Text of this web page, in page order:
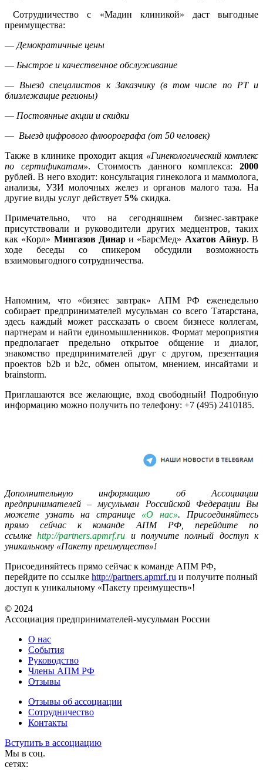
Сотрудничество с «Мадин клиникой» даст выгодные
преимущества:
— Демократичные цены
— Быстрое и качественное обслуживание
— Выезд спецалистов к Заказчику (в том числе по РТ и
близлежащие регионы)
— Постоянные акции и скидки
— Выезд цифрового флюорографа (от 50 человек)
Также в клинике проходит акция «Гинекологический комплекс
по сертификатам». Стоимость данного комплекса:2000
рублей. В него входит: консультация гинеколога и маммолога,
анализы, УЗИ молочных желез и органов малого таза. На
другие виды услуг действует 5% скидка.
Примечательно, что на сегодняшнем бизнес-завтраке
присутствовали и руководители других медцентров, таких
как «Корл» Мингазов Динари «БарсМед» Ахатов Айнур. В
ходе беседы со спикером обсудили возможность
взаимовыгодного сотрудничества.
Напомним, что «бизнес завтрак» АПМ РФ еженедельно
собирает предпринимателей мусульман со всего Татарстана,
здесь каждый может рассказать о своем бизнесе коллегам,
партнерам и найти единомышленников. Формат мероприятия
предполагает предельно открытое общение и диалог,
знакомство предпринимателей друг с другом, презентация
проектов b2b и b2с, обмен опытом, мнением, инсайтами и
brainstorm.
Приглашаются все желающие, вход свободный! Подробную
информацию можно получить по телефону: +7 (495) 2410185.
Дополнительную информацию об Ассоциации
предпринимателей – мусульман Российской Федерации Вы
можете узнать на странице «О нас». Присоединяйтесь
прямо сейчас к команде АПМ РФ, перейдите по
ссылкеhttp://partners.apmrf.ru и получите полный доступ к
уникальному «Пакету преимуществ»!
Присоединяйтесь прямо сейчас к команде АПМ РФ,
перейдите по ссылке http://partners.apmrf.ru и получите полный
доступ к уникальному «Пакету преимуществ»!
© 2024
Ассоциация предпринимателей-мусульман России
О нас
События
Руководство
Члены АПМ РФ
Отзывы
Отзывы об ассоциации
Сотрудничество
Контакты
Вступить в ассоциацию
Мы в соц.
сетях: